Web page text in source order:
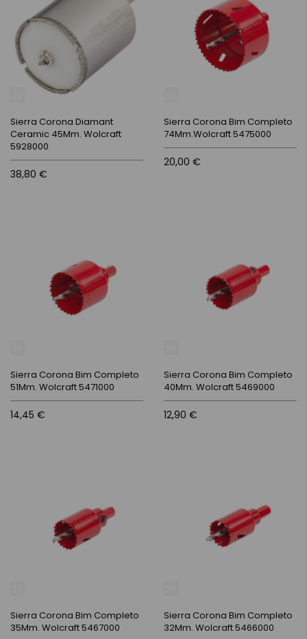
Sierra Corona Diamant
Ceramic 45Mm. Wolcraft
5928000
38,80 €
Sierra Corona Bim Completo
74Mm.Wolcraft 5475000
20,00 €
Sierra Corona Bim Completo
51Mm. Wolcraft 5471000
14,45 €
Sierra Corona Bim Completo
40Mm. Wolcraft 5469000
12,90 €
Sierra Corona Bim Completo
35Mm. Wolcraft 5467000
Sierra Corona Bim Completo
32Mm. Wolcraft 5466000